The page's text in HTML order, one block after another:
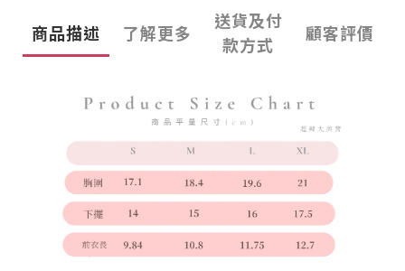
商品描述 了解更多
送貨及付
款方式
顧客評價